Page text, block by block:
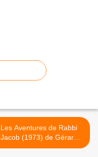
Les Aventures de Rabbi
Jacob (1973) de Gérard
Oury >